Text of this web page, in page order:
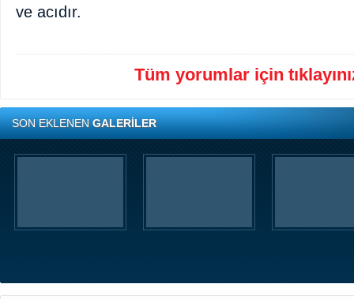
ve acıdır.
Tüm yorumlar için
SON EKLENENGALERİLER